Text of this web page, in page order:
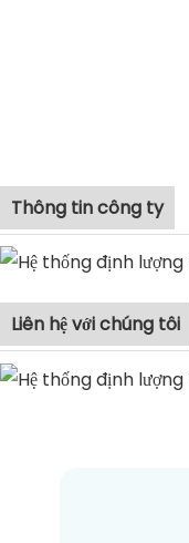
Thông tin công ty
Liên hệ với chúng tôi